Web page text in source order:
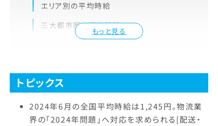
もっと見る
エリア別の平均時給
三大都市圏の平均時給
トピックス
2024年6月の全国平均時給は1,245円。物流業
界の「2024年問題」へ対応を求められる[配送・